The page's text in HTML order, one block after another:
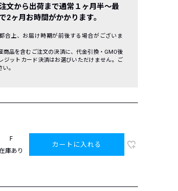
文から出荷まで通常１ヶ月半〜最
2ヶ月お時間がかかります。
合上、お届け時期が前後する場合がございま
商品を含むご注文の決済に、代金引換・GMO後
ジットカード決済はお選びいただけません。ご
。
F
庫あり
カートに入れる